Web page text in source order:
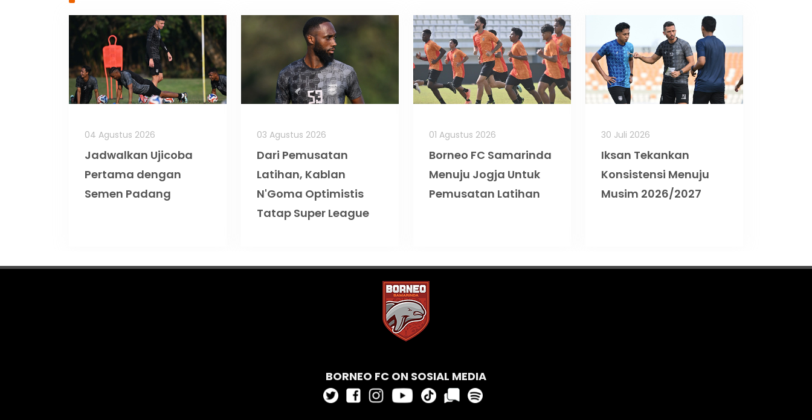
04 Agustus 2026
Jadwalkan Ujicoba
Pertama dengan
Semen Padang
03 Agustus 2026
Dari Pemusatan
Latihan, Kablan
N'Goma Optimistis
Tatap Super League
01 Agustus 2026
Borneo FC Samarinda
Menuju Jogja Untuk
Pemusatan Latihan
30 Juli 2026
Iksan Tekankan
Konsistensi Menuju
Musim 2026/2027
BORNEO FC ON SOSIAL MEDIA